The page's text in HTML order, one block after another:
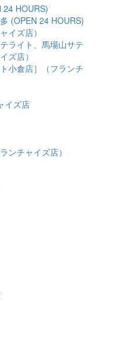
24 HOURS)
(OPEN 24 HOURS)
イズ店）
ライト、馬場山サテ
ズ店）
小倉店］（フランチ
イズ店
ンチャイズ店）